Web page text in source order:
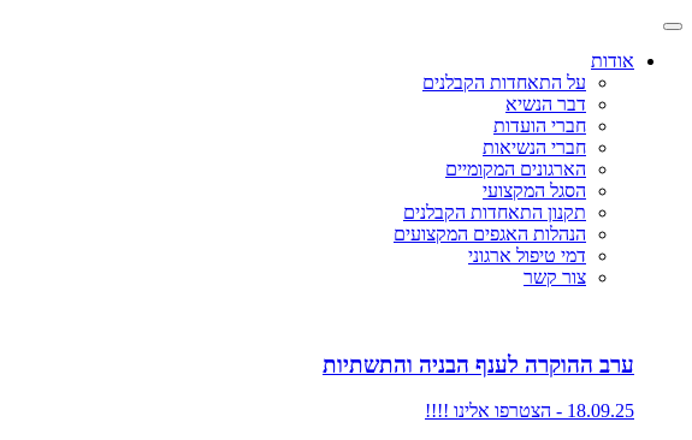
אודות
על התאחדות הקבלנים
דבר הנשיא
חברי הועדות
חברי הנשיאות
הארגונים המקומיים
הסגל המקצועי
תקנון התאחדות הקבלנים
הנהלות האגפים המקצועים
דמי טיפול ארגוני
צור קשר
ערב ההוקרה לענף הבניה והתשתיות
18.09.25 - הצטרפו אלינו !!!!